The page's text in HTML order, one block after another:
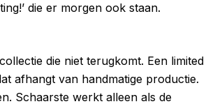
die er morgen ook staan.
die niet terugkomt. Een limited
afhangt van handmatige productie.
Schaarste werkt alleen als de